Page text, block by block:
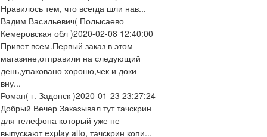
Нравилось тем, что всегда шли нав...
Вадим Васильевич( Полысаево
Кемеровская обл )2020-02-08 12:40:00
Привет всем.Первый заказ в этом
магазине,отправили на следующий
день,упаковано хорошо,чек и доки
вну...
Роман( г. Задонск )2020-01-23 23:27:24
Добрый Вечер Заказывал тут тачскрин
для телефона который уже не
выпускают explay alto, тачскрин копи...